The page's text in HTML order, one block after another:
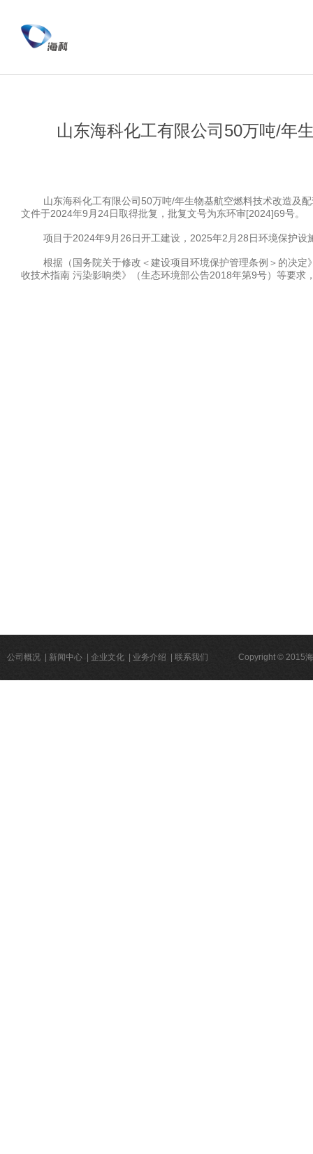
山东海科化工有限公司50万吨/年
山东海科化工有限公司 50万吨/年生物基航空燃料技术改造及
文件于2024年9 月 24日取得批复，批复文号为东环审[2024]69号。
项目于2024年9 月 26日开工建设， 2025年2 月 28日环境保护设
根据（国务院关于修改＜建设项目环境保护管理条例＞的决定
收技术指南 污染影响类》（生态环境部公告2018年第9号）等要求
公司概况 新闻中心 企业文化 业务介绍 联系我们 Copyright © 2015